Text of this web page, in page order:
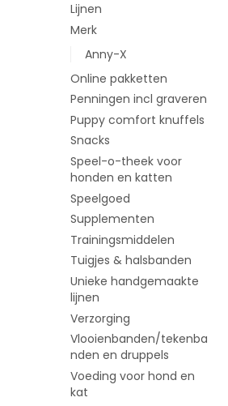
Lijnen
Merk
Anny-X
Online pakketten
Penningen incl graveren
Puppy comfort knuffels
Snacks
Speel-o-theek voor
honden en katten
Speelgoed
Supplementen
Trainingsmiddelen
Tuigjes & halsbanden
Unieke handgemaakte
lijnen
Verzorging
Vlooienbanden/tekenba
nden en druppels
Voeding voor hond en
kat